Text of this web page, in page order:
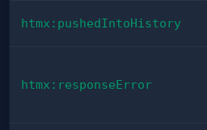
htmx:pushedIntoHistory
htmx:responseError